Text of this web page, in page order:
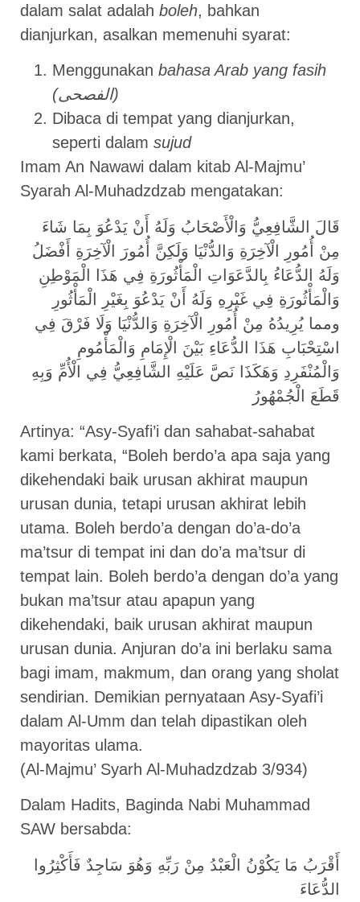
dalam salat adalah boleh, bahkan
dianjurkan, asalkan memenuhi syarat:
Menggunakan bahasa Arab yang fasih
(الفصحى)
Dibaca di tempat yang dianjurkan,
seperti dalam sujud
Imam An Nawawi dalam kitab Al-Majmu’
Syarah Al-Muhadzdzab mengatakan:
قَالَ الشَّافِعِيُّ وَالْأَصْحَابُ وَلَهُ أَنْ يَدْعُوَ بِمَا شَاءَ
مِنْ أُمُورِ الْآخِرَةِ وَالدُّنْيَا وَلَكِنَّ أُمُورَ الْآخِرَةِ أَفْضَلُ
وَلَهُ الدُّعَاءُ بِالدَّعَوَاتِ الْمَأْثُورَةِ فِي هَذَا الْمَوْطِنِ
وَالْمَأْثُورَةِ فِي غَيْرِهِ وَلَهُ أَنْ يَدْعُوَ بِغَيْرِ الْمَأْثُورِ
ومما يُرِيدُهُ مِنْ أُمُورِ الْآخِرَةِ وَالدُّنْيَا وَلَا فَرْقَ فِي
اسْتِحْبَابِ هَذَا الدُّعَاءِ بَيْنَ الْإِمَامِ وَالْمَأْمُومِ
وَالْمُنْفَرِدِ وَهَكَذَا نَصَّ عَلَيْهِ الشَّافِعِيُّ فِي الْأُمِّ وَبِهِ
قَطَعَ الْجُمْهُورُ
Artinya: “Asy-Syafi’i dan sahabat-sahabat
kami berkata, “Boleh berdo’a apa saja yang
dikehendaki baik urusan akhirat maupun
urusan dunia, tetapi urusan akhirat lebih
utama. Boleh berdo’a dengan do’a-do’a
ma’tsur di tempat ini dan do’a ma’tsur di
tempat lain. Boleh berdo’a dengan do’a yang
bukan ma’tsur atau apapun yang
dikehendaki, baik urusan akhirat maupun
urusan dunia. Anjuran do’a ini berlaku sama
bagi imam, makmum, dan orang yang sholat
sendirian. Demikian pernyataan Asy-Syafi’i
dalam Al-Umm dan telah dipastikan oleh
mayoritas ulama.
(Al-Majmu’ Syarh Al-Muhadzdzab 3/934)
Dalam Hadits, Baginda Nabi Muhammad
SAW bersabda:
أَقْرَبُ مَا يَكُوْنُ الْعَبْدُ مِنْ رَبِّهِ وَهُوَ سَاجِدٌ فَأَكْثِرُوا
الدُّعَاءَ